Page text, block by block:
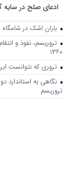
ادعای صلح در سایه
باران اشک در شامگاه
۱۳۶۰
تروری که نتوانست
نگاهی به استاندارد
تروریسم